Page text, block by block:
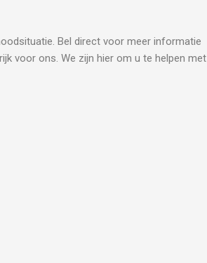
Bel direct voor meer informatie
voor ons. We zijn hier om u te helpen met